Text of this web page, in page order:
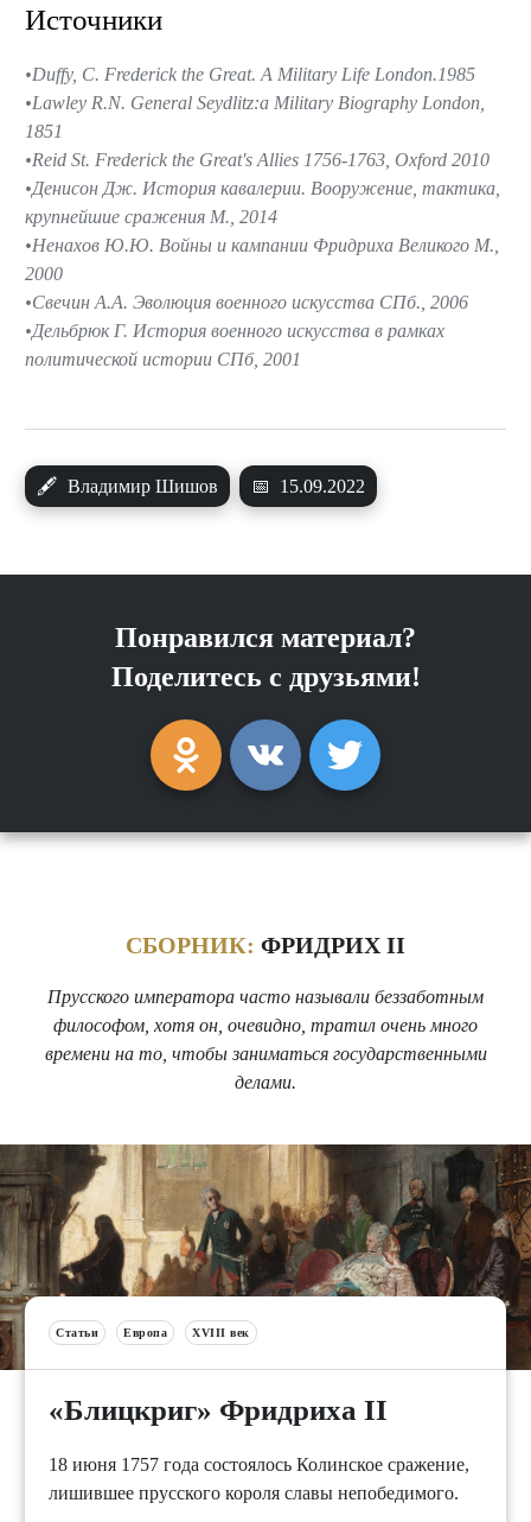
🖋 Владимир Шишов 📅 15.09.2022
Источники
Duffy, C. Frederick the Great. A Military Life London.1985
Lawley R.N. General Seydlitz:a Military Biography London,
1851
Reid St. Frederick the Great's Allies 1756-1763, Oxford 2010
Денисон Дж. История кавалерии. Вооружение, тактика,
крупнейшие сражения М., 2014
Ненахов Ю.Ю. Войны и кампании Фридриха Великого М.,
2000
Свечин А.А. Эволюция военного искусства СПб., 2006
Дельбрюк Г. История военного искусства в рамках
политической истории СПб, 2001
Понравился материал?
Поделитесь с друзьями!
СБОРНИК: ФРИДРИХ II
Прусского императора часто называли беззаботным
философом, хотя он, очевидно, тратил очень много
времени на то, чтобы заниматься государственными
делами.
Статьи Европа XVIII век
«Блицкриг» Фридриха II
18 июня 1757 года состоялось Колинское сражение,
лишившее прусского короля славы непобедимого.